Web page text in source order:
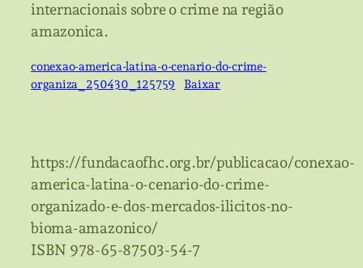
internacionais sobre o crime na região
amazonica.
conexao-america-latina-o-cenario-do-crime-
organiza_250430_125759
Baixar
https://fundacaofhc.org.br/publicacao/conexao-
america-latina-o-cenario-do-crime-
organizado-e-dos-mercados-ilicitos-no-
bioma-amazonico/
ISBN 978-65-87503-54-7